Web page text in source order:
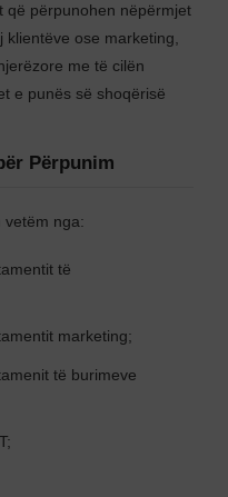
që përpunohen nëpërmjet
ose marketing,
me të cilën
e punës së shoqërisë
Përpunim
vetëm nga:
të
marketing;
të burimeve